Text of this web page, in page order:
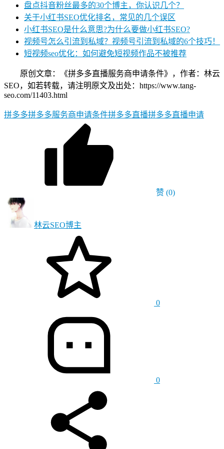
盘点抖音粉丝最多的30个博主，你认识几个？
关于小红书SEO优化排名，常见的几个误区
小红书SEO是什么意思?为什么要做小红书SEO?
视频号怎么引流到私域？视频号引流到私域的6个技巧！
短视频seo优化：如何避免短视频作品不被推荐
原创文章：《拼多多直播服务商申请条件》，作者：林云
SEO，如若转载，请注明原文及出处：https://www.tang-
seo.com/11403.html
拼多多拼多多服务商申请条件拼多多直播拼多多直播申请
赞 (0)
林云SEO博主
0
0